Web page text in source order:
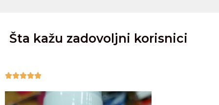
Šta kažu zadovoljni korisnici
